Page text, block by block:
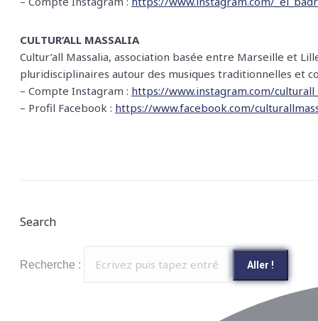
CULTUR’ALL MASSALIA
Cultur’all Massalia, association basée entre Marseille et
pluridisciplinaires autour des musiques traditionnelles et
– Compte Instagram : https://www.instagram.com/
– Profil Facebook : https://www.facebook.com/
Search
Recherche :